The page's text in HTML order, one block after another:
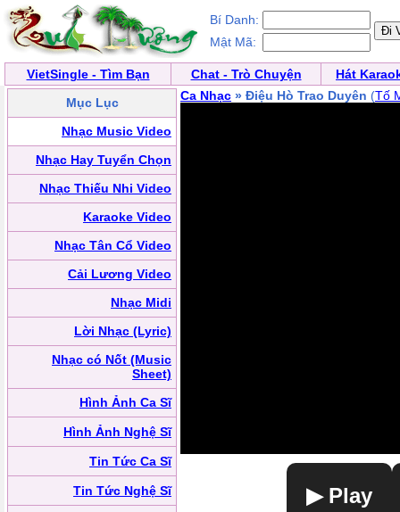
Bí Danh:
Mật Mã:
VietSingle - Tìm Bạn Chat - Trò Chuyện
Hát
Mục Lục
Nhạc Music Video
Nhạc Hay Tuyển Chọn
Nhạc Thiếu Nhi Video
Karaoke Video
Nhạc Tân Cổ Video
Cải Lương Video
Nhạc Midi
Lời Nhạc (Lyric)
Nhạc có Nốt (Music
Sheet)
Hình Ảnh Ca Sĩ
Hình Ảnh Nghệ Sĩ
Tin Tức Ca Sĩ
Tin Tức Nghệ Sĩ
Ca Nhạc » Điệu Hò Trao Duyên (Tố
▶ Play